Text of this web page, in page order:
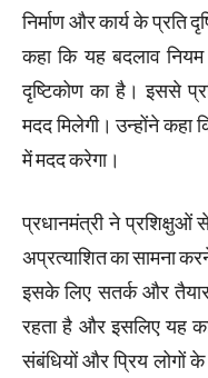
निर्माण और कार्य के प्रति
कहा कि यह बदलाव
दृष्टिकोण का है। इससे
मदद मिलेगी। उन्होंने कहा
में मदद करेगा।
प्रधानमंत्री ने
अप्रत्याशित का सामना
इसके लिए सतर्क और
रहता है और इसलिए यह
संबंधियों और प्रिय लोगों